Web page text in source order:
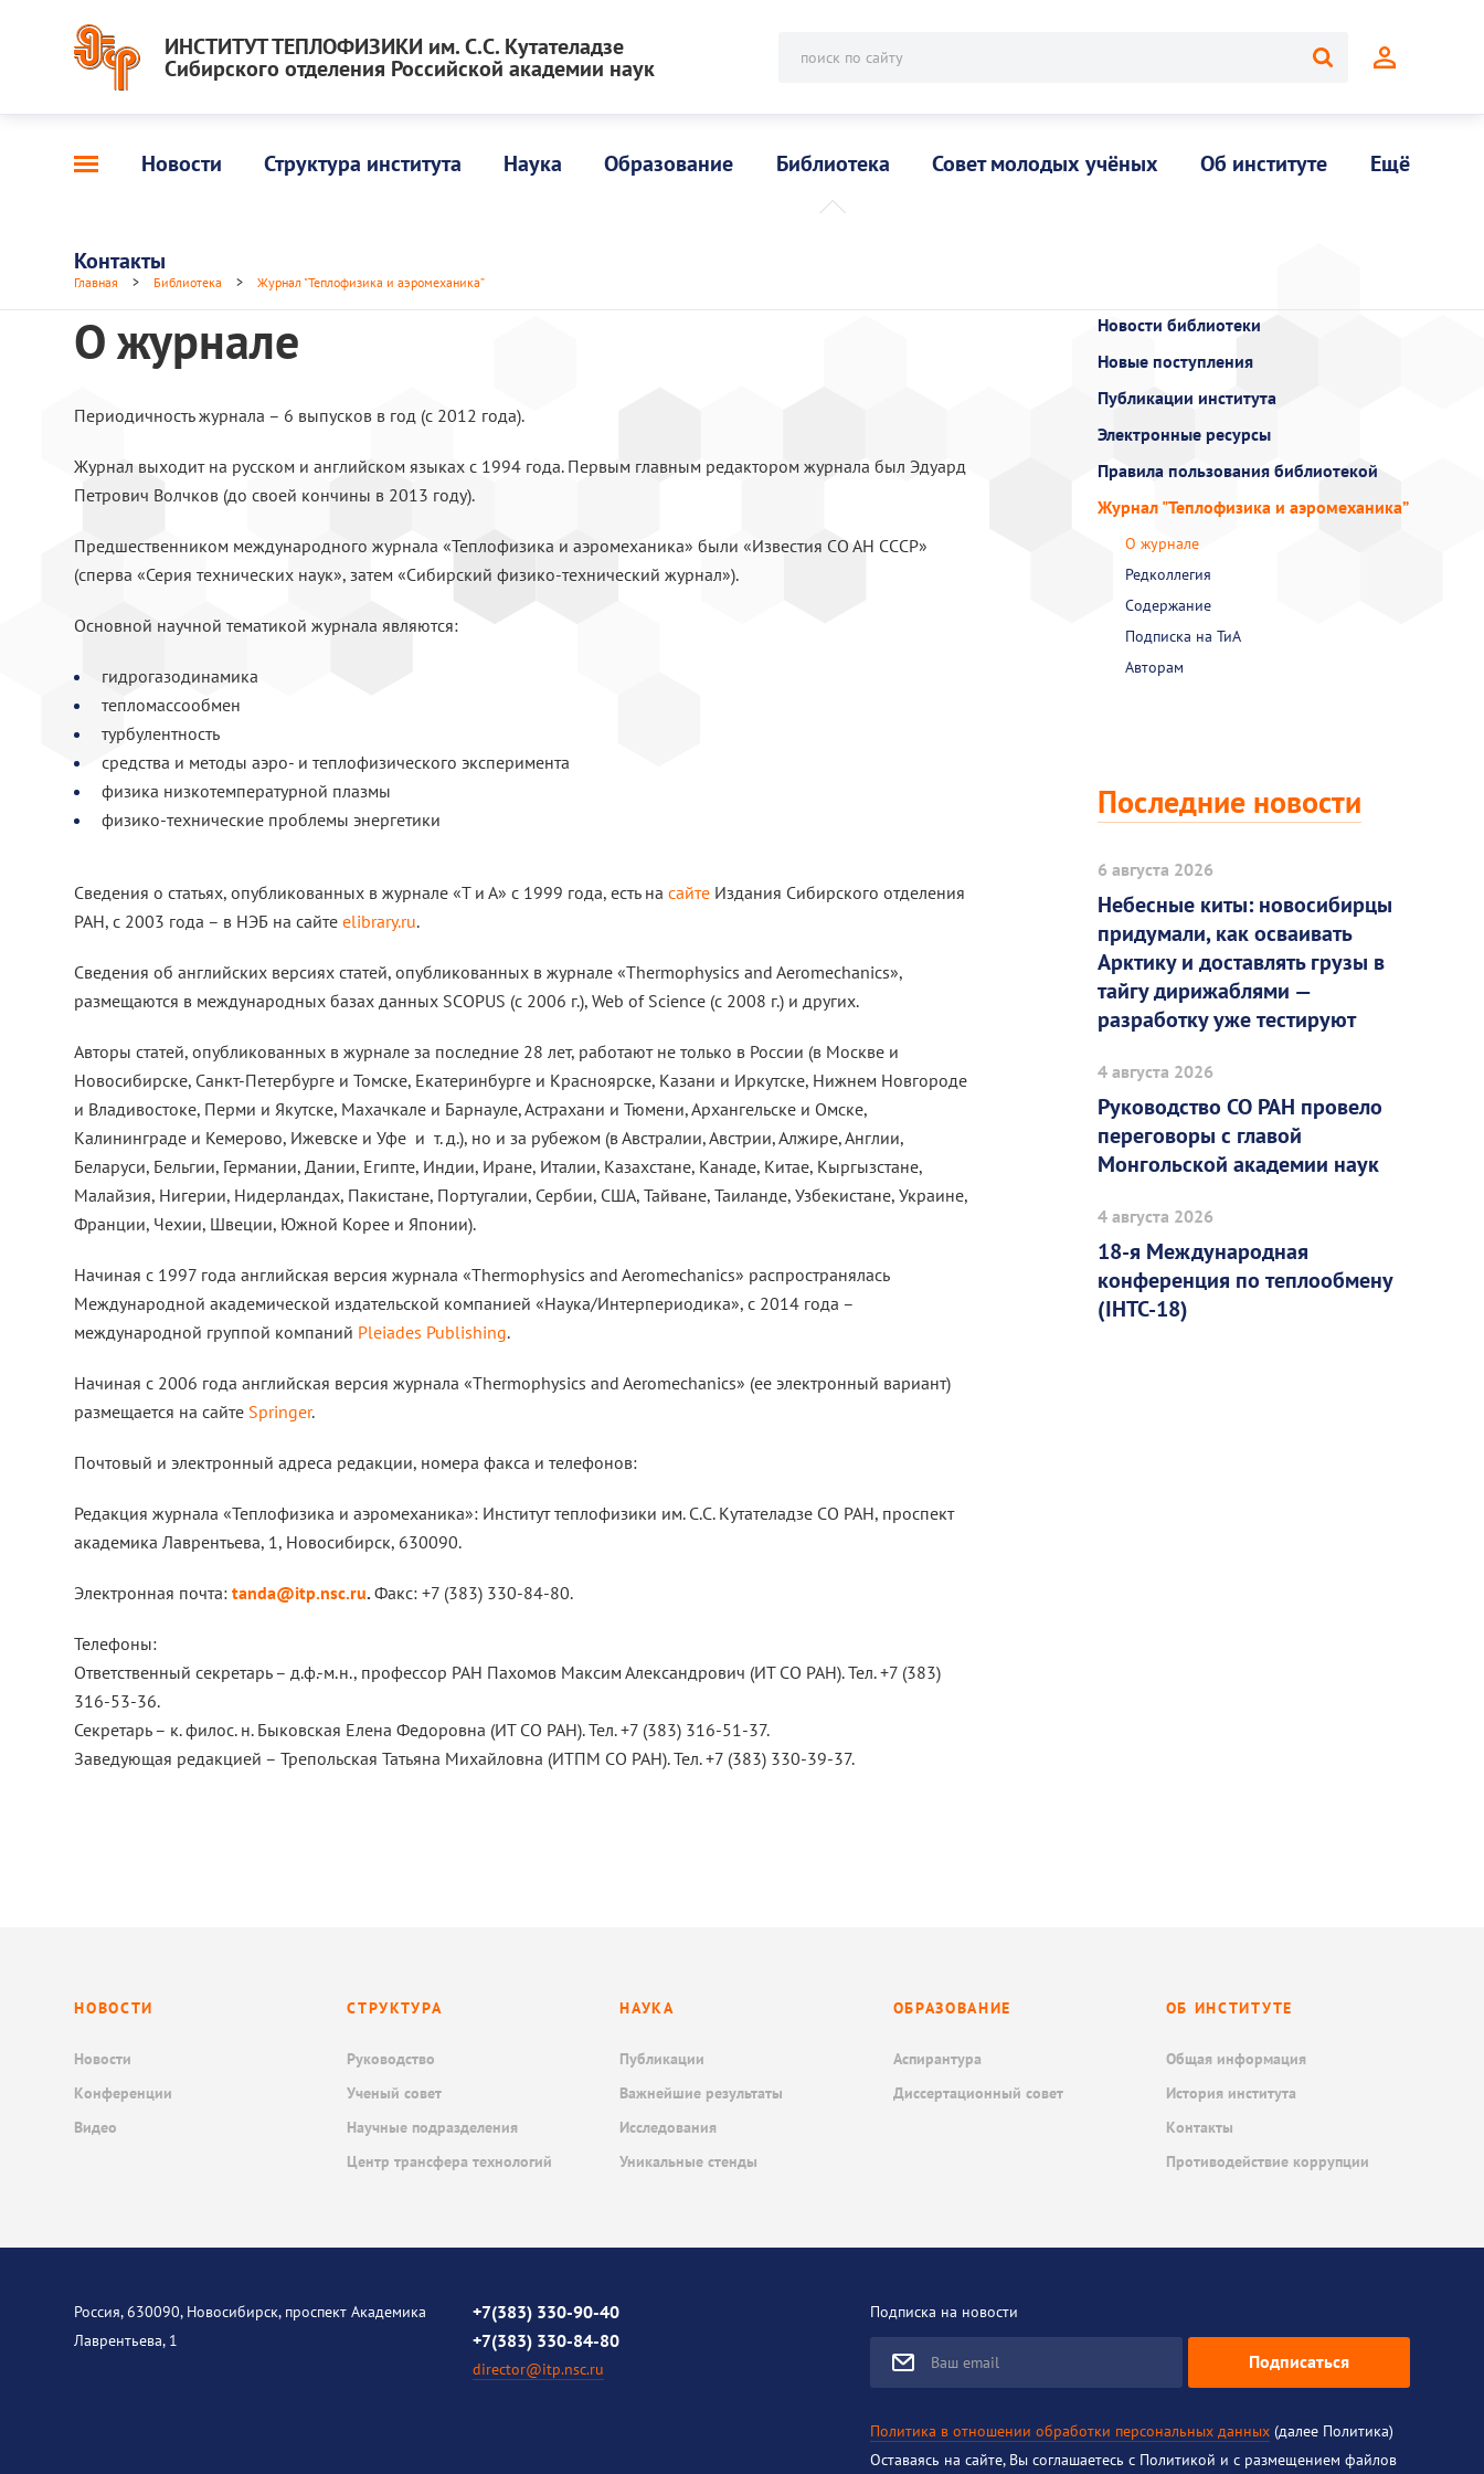
ИНСТИТУТ ТЕПЛОФИЗИКИ им. С.С. Кутателадзе
Сибирского отделения Российской академии наук поиск по сайту
Новости Структура института Наука Образование Библиотека Совет молодых учёных Об институте Ещё
Контакты
Главная > Библиотека > Журнал "Теплофизика и аэромеханика”
О журнале
Периодичность журнала – 6 выпусков в год (с 2012 года).
Журнал выходит на русском и английском языках с 1994 года. Первым главным редактором журнала был Эдуард
Петрович Волчков (до своей кончины в 2013 году).
Предшественником международного журнала «Теплофизика и аэромеханика» были «Известия СО АН СССР»
(сперва «Серия технических наук», затем «Сибирский физико-технический журнал»).
Основной научной тематикой журнала являются:
гидрогазодинамика
тепломассообмен
турбулентность
средства и методы аэро- и теплофизического эксперимента
физика низкотемпературной плазмы
физико-технические проблемы энергетики
Сведения о статьях, опубликованных в журнале «Т и А» c 1999 года, есть насайте Издания Сибирского отделения
РАН, с 2003 года – в НЭБ на сайтеelibrary.ru.
Сведения об английских версиях статей, опубликованных в журнале «Thermophysics and Aeromechanics»,
размещаются в международных базах данных SCOPUS (с 2006 г.), Web of Science (с 2008 г.) и других.
Авторы статей, опубликованных в журнале за последние 28 лет, работают не только в России (в Москве и
Новосибирске, Санкт-Петербурге и Томске, Екатеринбурге и Красноярске, Казани и Иркутске, Нижнем Новгороде
и Владивостоке, Перми и Якутске, Махачкале и Барнауле, Астрахани и Тюмени, Архангельске и Омске,
Калининграде и Кемерово, Ижевске и Уфе и т. д.), но и за рубежом (в Австралии, Австрии, Алжире, Англии,
Беларуси, Бельгии, Германии, Дании, Египте, Индии, Иране, Италии, Казахстане, Канаде, Китае, Кыргызстане,
Малайзия, Нигерии, Нидерландах, Пакистане, Португалии, Сербии, США, Тайване, Таиланде, Узбекистане, Украине,
Франции, Чехии, Швеции, Южной Корее и Японии).
Начиная с 1997 года английская версия журнала «Thermophysics and Aeromechanics» распространялась
Международной академической издательской компанией «Наука/Интерпериодика», с 2014 года –
международной группой компаний Pleiades Publishing.
Начиная с 2006 года английская версия журнала «Thermophysics and Aeromechanics» (ее электронный вариант)
размещается на сайте Springer.
Почтовый и электронный адреса редакции, номера факса и телефонов:
Редакция журнала «Теплофизика и аэромеханика»: Институт теплофизики им. С.С. Кутателадзе СО РАН, проспект
академика Лаврентьева, 1, Новосибирск, 630090.
Электронная почта:tanda@itp.nsc.ru.Факс: +7 (383) 330-84-80.
Телефоны:
Ответственный секретарь – д.ф.-м.н., профессор РАН Пахомов Максим Александрович (ИТ СО РАН). Тел. +7 (383)
316-53-36.
Секретарь – к. филос. н. Быковская Елена Федоровна (ИТ СО РАН). Тел. +7 (383) 316-51-37.
Заведующая редакцией – Трепольская Татьяна Михайловна (ИТПМ СО РАН). Тел. +7 (383) 330-39-37.
Новости библиотеки
Новые поступления
Публикации института
Электронные ресурсы
Правила пользования библиотекой
Журнал "Теплофизика и аэромеханика”
О журнале
Редколлегия
Содержание
Подписка на ТиА
Авторам
Последние новости
6 августа 2026
Небесные киты: новосибирцы
придумали, как осваивать
Арктику и доставлять грузы в
тайгу дирижаблями —
разработку уже тестируют
4 августа 2026
Руководство СО РАН провело
переговоры с главой
Монгольской академии наук
4 августа 2026
18-я Международная
конференция по теплообмену
(IHTC-18)
НОВОСТИ
Новости
Конференции
Видео
СТРУКТУРА
Руководство
Ученый совет
Научные подразделения
Центр трансфера технологий
НАУКА
Публикации
Важнейшие результаты
Исследования
Уникальные стенды
ОБРАЗОВАНИЕ
Аспирантура
Диссертационный совет
ОБ ИНСТИТУТЕ
Общая информация
История института
Контакты
Противодействие коррупции
Россия, 630090, Новосибирск, проспект Академика
Лаврентьева, 1
+7(383) 330-90-40
+7(383) 330-84-80
director@itp.nsc.ru
Подписка на новости
Ваш email Подписаться
Политика в отношении обработки персональных данных(далее Политика)
Оставаясь на сайте, Вы соглашаетесь с Политикой и с размещением файлов